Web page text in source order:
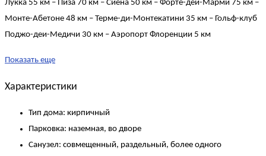
Лукка 55 км – Пиза 70 км – Сиена 50 км – Форте-деи-Марми 75 км –
Монте-Абетоне 48 км – Терме-ди-Монтекатини 35 км – Гольф-клуб
Поджо-деи-Медичи 30 км – Аэропорт Флоренции 5 км
Показать еще
Характеристики
Тип дома: кирпичный
Парковка: наземная, во дворе
Санузел: совмещенный, раздельный, более одного